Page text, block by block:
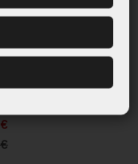
NA STANJU
STOL CARINO 80 X